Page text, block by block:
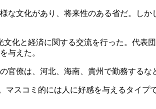
な文化があり、将来性のある省だ。し
化と経済に関する交流を行った。代
与えた。
僚は、河北、海南、貴州で勤務するな
マスコミ的には人に好感を与えるタイ